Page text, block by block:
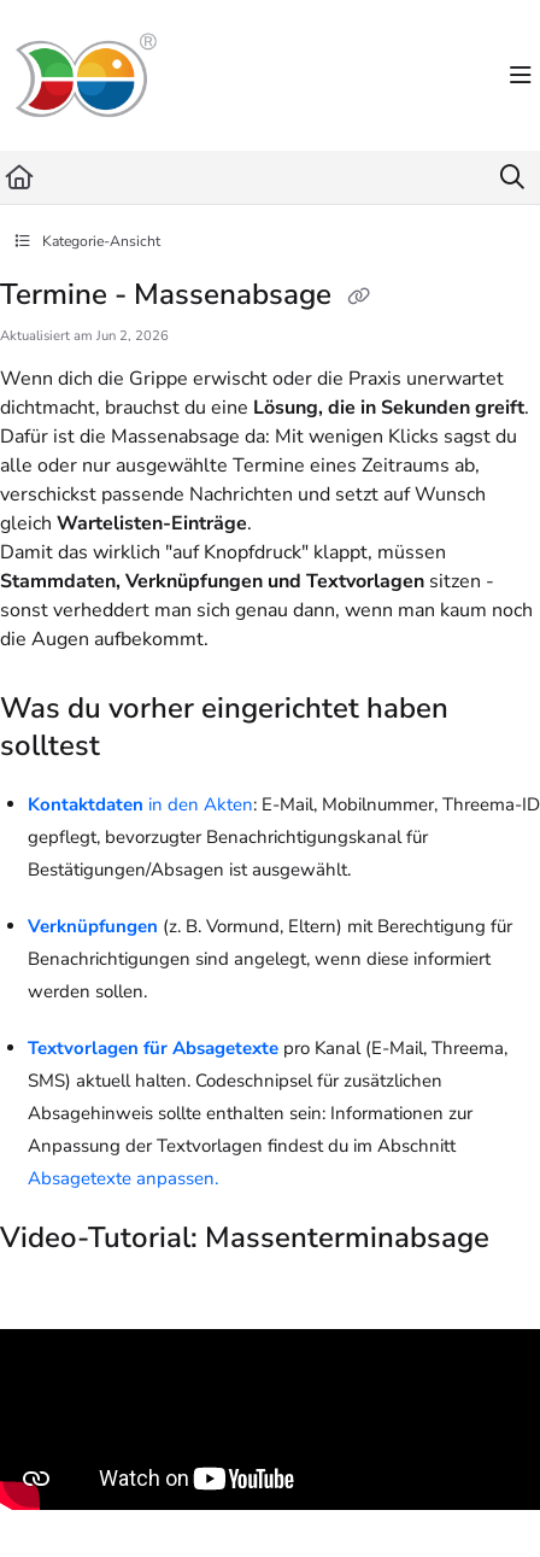
Fetch the complete documentation index at:
Use this file to discover all available pages before exploring further.
Kategorie-Ansicht
Termine - Massenabsage
Aktualisiert am Jun 2, 2026
Wenn dich die Grippe erwischt oder die Praxis unerwartet
dichtmacht, brauchst du eine Lösung, die in Sekunden greift.
Dafür ist die Massenabsage da: Mit wenigen Klicks sagst du
alle oder nur ausgewählte Termine eines Zeitraums ab,
verschickst passende Nachrichten und setzt auf Wunsch
gleich Wartelisten-Einträge.
Damit das wirklich "auf Knopfdruck" klappt, müssen
Stammdaten, Verknüpfungen und Textvorlagen sitzen -
sonst verheddert man sich genau dann, wenn man kaum noch
die Augen aufbekommt.
Was du vorher eingerichtet haben
solltest
Kontaktdaten in den Akten: E-Mail, Mobilnummer, Threema-ID
gepflegt, bevorzugter Benachrichtigungskanal für
Bestätigungen/Absagen ist ausgewählt.
Verknüpfungen (z. B. Vormund, Eltern) mit Berechtigung für
Benachrichtigungen sind angelegt, wenn diese informiert
werden sollen.
Textvorlagen für Absagetextepro Kanal (E-Mail, Threema,
SMS) aktuell halten. Codeschnipsel für zusätzlichen
Absagehinweis sollte enthalten sein: Informationen zur
Anpassung der Textvorlagen findest du im Abschnitt
Absagetexte anpassen.
Video-Tutorial: Massenterminabsage